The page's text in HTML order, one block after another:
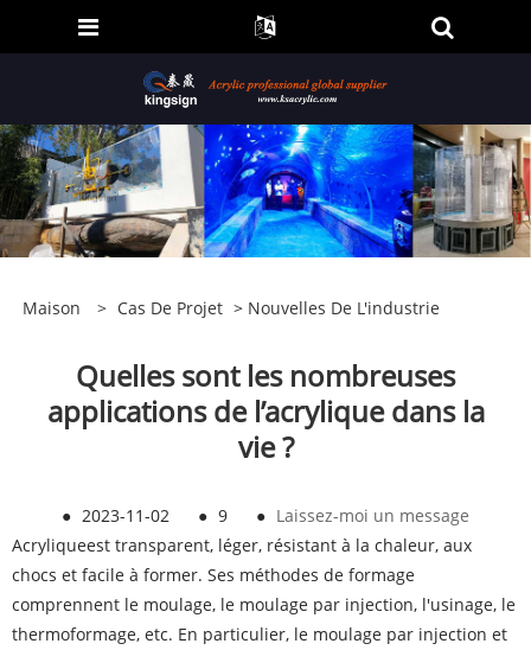
Maison > Cas De Projet > Nouvelles De L'industrie
Quelles sont les nombreuses
applications de l’acrylique dans la
vie ?
● 2023-11-02 ● 9 ● Laissez-moi un message
Acryliqueest transparent, léger, résistant à la chaleur, aux
chocs et facile à former. Ses méthodes de formage
comprennent le moulage, le moulage par injection, l'usinage, le
thermoformage, etc. En particulier, le moulage par injection et